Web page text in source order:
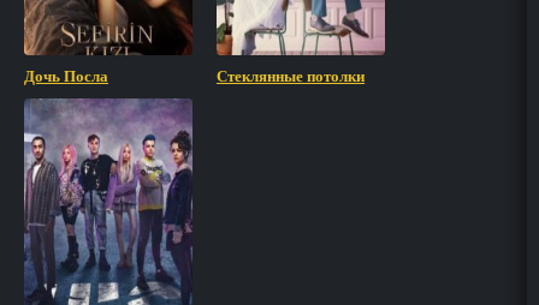
Дочь Посла Стеклянные потолки